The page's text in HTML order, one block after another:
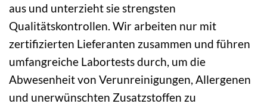
aus und unterzieht sie strengsten
Qualitätskontrollen. Wir arbeiten nur mit
zertifizierten Lieferanten zusammen und führen
umfangreiche Labortests durch, um die
Abwesenheit von Verunreinigungen, Allergenen
und unerwünschten Zusatzstoffen zu